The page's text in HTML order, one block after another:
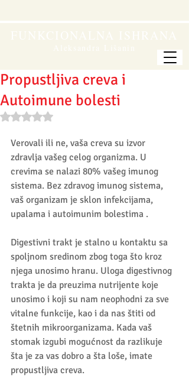
Propustljiva creva i
Autoimune bolesti
Rated NaN out of 5 stars.
Verovali ili ne, vaša creva su izvor
zdravlja vašeg celog organizma. U
crevima se nalazi 80% vašeg imunog
sistema. Bez zdravog imunog sistema,
vaš organizam je sklon infekcijama,
upalama i autoimunim bolestima .
Digestivni trakt je stalno u kontaktu sa
spoljnom sredinom zbog toga što kroz
njega unosimo hranu. Uloga digestivnog
trakta je da preuzima nutrijente koje
unosimo i koji su nam neophodni za sve
vitalne funkcije, kao i da nas štiti od
štetnih mikroorganizama. Kada vaš
stomak izgubi mogućnost da razlikuje
šta je za vas dobro a šta loše, imate
propustljiva creva.